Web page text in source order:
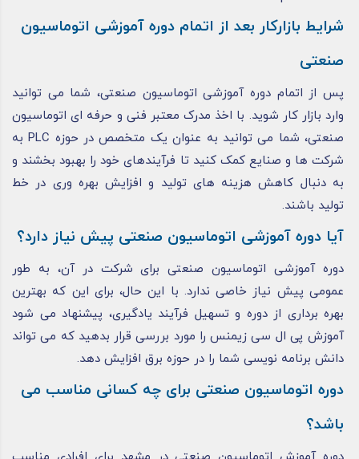
شرایط بازارکار بعد از اتمام دوره آموزشی اتوماسیون
صنعتی
پس از اتمام دوره آموزشی اتوماسیون صنعتی، شما می ‌توانید
وارد بازار کار شوید. با اخذ مدرک معتبر فنی و حرفه ای اتوماسیون
صنعتی، شما می‌ توانید به عنوان یک متخصص در حوزه PLC به
شرکت‌ ها و صنایع کمک کنید تا فرآیندهای خود را بهبود بخشند و
به دنبال کاهش هزینه ‌های تولید و افزایش بهره وری در خط
تولید باشند.
آیا دوره آموزشی اتوماسیون صنعتی پیش نیاز دارد؟
دوره آموزشی اتوماسیون صنعتی برای شرکت در آن، به طور
عمومی پیش نیاز خاصی ندارد. با این حال، برای این که بهترین
بهره ‌برداری از دوره و تسهیل فرآیند یادگیری، پیشنهاد می‌ شود
آموزش پی ال سی زیمنس را مورد بررسی قرار بدهید که می تواند
دانش برنامه نویسی شما را در حوزه برق افزایش دهد.
دوره اتوماسیون صنعتی برای چه کسانی مناسب می
باشد؟